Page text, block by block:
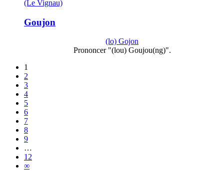
(Le Vignau)
Goujon
(lo) Gojon
Prononcer "(lou) Goujou(ng)".
1
2
3
4
5
6
7
8
9
…
12
∞